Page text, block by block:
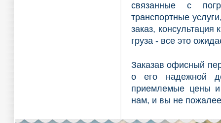
связанные с
транспортные
заказ,
груза - все это
Заказав офисный
о его надежной
приемлемые цены и
нам, и вы не